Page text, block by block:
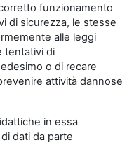
funzionamento
di sicurezza, le stesse
alle leggi
tentativi di
o di recare
attività dannose
in essa
dati da parte